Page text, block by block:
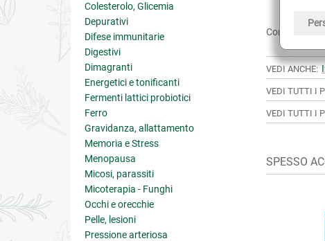
Colesterolo, Glicemia
Depurativi
Difese immunitarie
Digestivi
Dimagranti
Energetici e tonificanti
Fermenti lattici probiotici
Ferro
Gravidanza, allattamento
Memoria e Stress
Menopausa
Micosi, parassiti
Micoterapia - Funghi
Occhi e orecchie
Pelle, lesioni
Pressione arteriosa
Condividi:
VEDI ANCHE:
VEDI TUTTI I
VEDI TUTTI I
SPESSO